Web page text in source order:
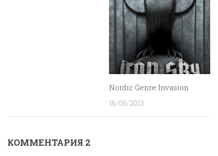
Nordic Genre Invasion
16/05/2013
КОММЕНТАРИЯ 2